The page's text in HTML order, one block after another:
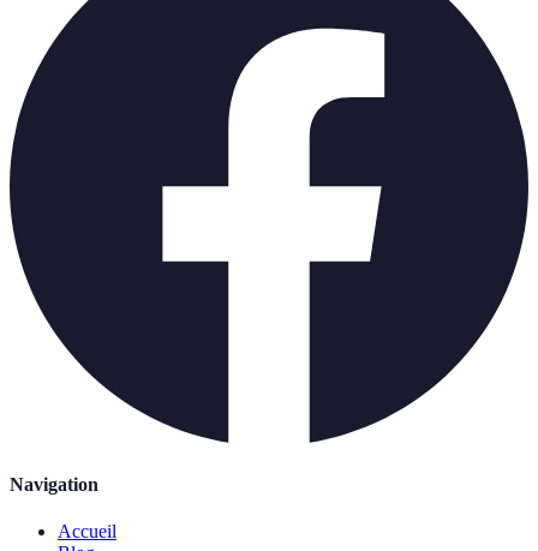
Navigation
Accueil